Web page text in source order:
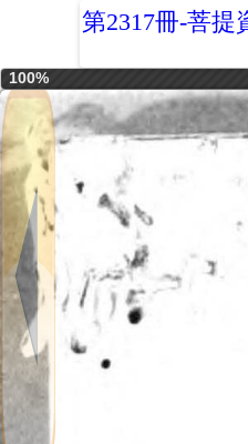
第2317冊-菩
100%